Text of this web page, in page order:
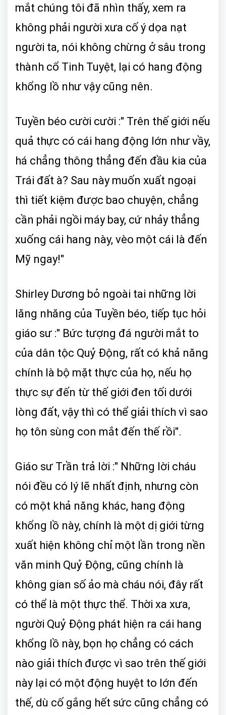
mắt chúng tôi đã nhìn thấy, xem ra
không phải người xưa cố ý dọa nạt
người ta, nói không chừng ở sâu trong
thành cổ Tinh Tuyệt, lại có hang động
khổng lồ như vậy cũng nên.
Tuyền béo cười cười :" Trên thế giới nếu
quả thực có cái hang động lớn như vầy,
há chẳng thông thẳng đến đầu kia của
Trái đất à? Sau này muốn xuất ngoại
thì tiết kiệm được bao chuyện, chẳng
cần phải ngồi máy bay, cứ nhảy thẳng
xuống cái hang này, vèo một cái là đến
Mỹ ngay!"
Shirley Dương bỏ ngoài tai những lời
lăng nhăng của Tuyền béo, tiếp tục hỏi
giáo sư :" Bức tượng đá người mắt to
của dân tộc Quỷ Động, rất có khả năng
chính là bộ mặt thực của họ, nếu họ
thực sự đến từ thế giới đen tối dưới
lòng đất, vậy thì có thể giải thích vì sao
họ tôn sùng con mắt đến thế rồi".
Giáo sư Trần trả lời :" Những lời cháu
nói đều có lý lẽ nhất định, nhưng còn
có một khả năng khác, hang động
khổng lồ này, chính là một dị giới từng
xuất hiện không chỉ một lần trong nền
văn minh Quỷ Động, cũng chính là
không gian số ảo mà cháu nói, đây rất
có thể là một thực thể. Thời xa xưa,
người Quỷ Động phát hiện ra cái hang
khổng lồ này, bọn họ chẳng có cách
nào giải thích được vì sao trên thế giới
này lại có một động huyệt to lớn đến
thế, dù cố gắng hết sức cũng chẳng có